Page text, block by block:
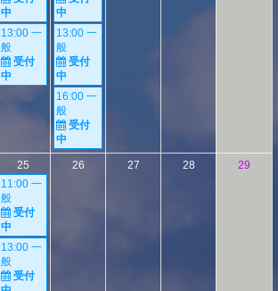
中
13:00 一
般
受付
中
中
13:00 一
般
受付
中
16:00 一
般
受付
中
25
11:00 一
般
受付
中
13:00 一
般
受付
26 27 28 29